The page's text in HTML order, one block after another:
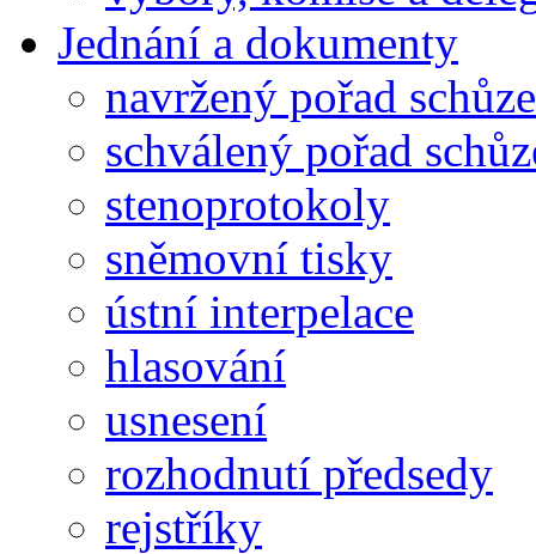
Jednání a dokumenty
navržený pořad schůze
schválený pořad
stenoprotokoly
sněmovní tisky
ústní interpelace
hlasování
usnesení
rozhodnutí předsedy
rejstříky